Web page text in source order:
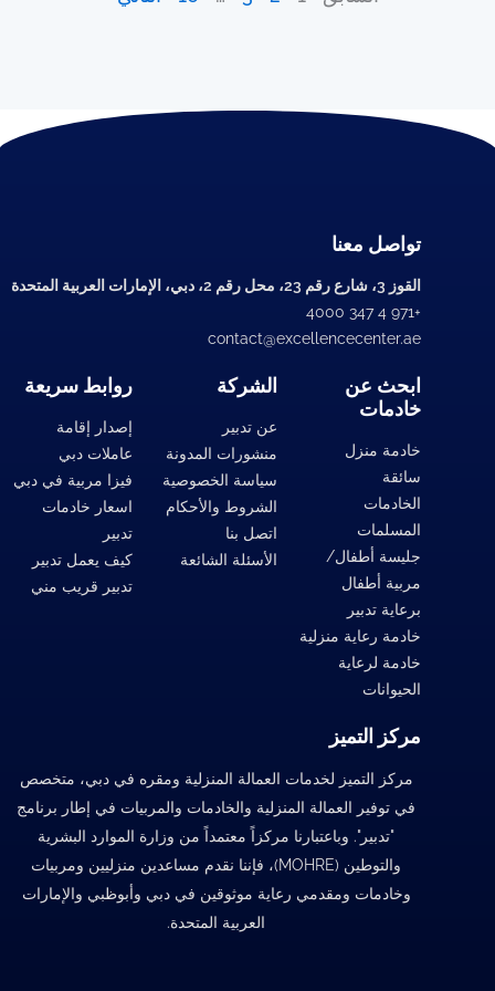
تواصل معنا
القوز 3، شارع رقم 23، محل رقم 2، دبي، الإمارات العربية المتحدة
+971 4 347 4000
contact@excellencecenter.ae
ابحث عن
خادمات
خادمة منزل
سائقة
الخادمات
المسلمات
جليسة أطفال/
مربية أطفال
برعاية تدبير
خادمة رعاية منزلية
خادمة لرعاية
الحيوانات
الشركة
عن تدبير
منشورات المدونة
سياسة الخصوصية
الشروط والأحكام
اتصل بنا
الأسئلة الشائعة
روابط سريعة
إصدار إقامة
عاملات دبي
فيزا مربية في دبي
اسعار خادمات
تدبير
كيف يعمل تدبير
تدبير قريب مني
مركز التميز
مركز التميز لخدمات العمالة المنزلية ومقره في دبي، متخصص
في توفير العمالة المنزلية والخادمات والمربيات في إطار برنامج
"تدبير". وباعتبارنا مركزاً معتمداً من وزارة الموارد البشرية
والتوطين (MOHRE)، فإننا نقدم مساعدين منزليين ومربيات
وخادمات ومقدمي رعاية موثوقين في دبي وأبوظبي والإمارات
العربية المتحدة.